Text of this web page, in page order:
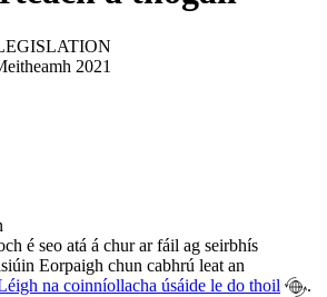
2021
é seo atá á chur ar fáil ag seirbhís
Eorpaigh chun cabhrú leat an
na coinníollacha úsáide le do thoil
.